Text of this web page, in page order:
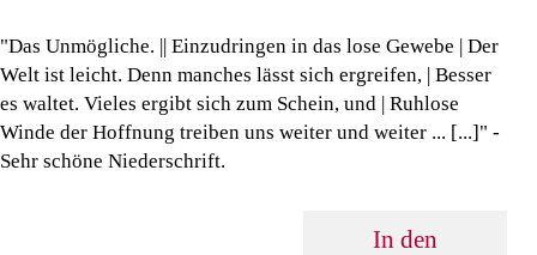
"Das Unmögliche. || Einzudringen in das lose Gewebe | Der
Welt ist leicht. Denn manches lässt sich ergreifen, | Besser
es waltet. Vieles ergibt sich zum Schein, und | Ruhlose
Winde der Hoffnung treiben uns weiter und weiter ... [...]" -
Sehr schöne Niederschrift.
In den